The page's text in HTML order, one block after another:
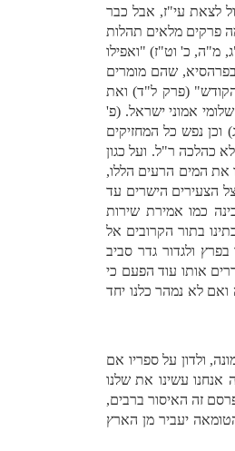
לצאת עי"ז, אבל כבר
פרקים מלאים תהלות
מ"ה, כ' וט"ז) "ואפילו
שהם מומרים
הקודש" (פרק ל"ד) ואת
אמוני ישראל. (פ'
נפש כל המחזיקים
כהלכה ר"ל. ועל כגון
את המים הרעים הללו,
הצעירים הישרים עד
כמו אמירת שירות
בתור הקרובים אל
ולגדור גדר סביב
אותו עוד הפעם כי
לא נמהר כלנו יחד
ולדון על ספריו אם
אנחנו עשינו את שלנו
זה האיסור ברבים,
יעביר מן הארץ